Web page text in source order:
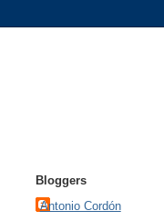
Bloggers
Antonio Cordón